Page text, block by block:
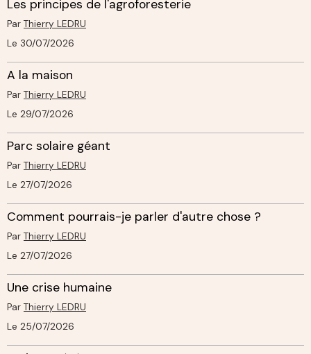
Les principes de l'agroforesterie
Par Thierry LEDRU
Le 30/07/2026
A la maison
Par Thierry LEDRU
Le 29/07/2026
Parc solaire géant
Par Thierry LEDRU
Le 27/07/2026
Comment pourrais-je parler d'autre chose ?
Par Thierry LEDRU
Le 27/07/2026
Une crise humaine
Par Thierry LEDRU
Le 25/07/2026